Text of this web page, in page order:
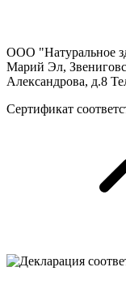
ООО "Натуральное
Марий Эл,
Александрова, д.8
Сертификат